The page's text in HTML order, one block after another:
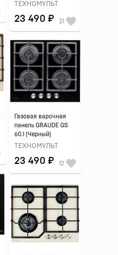
ТЕХНОМУЛЬТ
23 490 ₽ 21
Газовая варочная
панель GRAUDE GS
60.1 (Черный)
ТЕХНОМУЛЬТ
23 490 ₽ 12